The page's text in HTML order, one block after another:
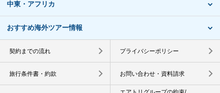
中東・アフリカ
おすすめ海外ツアー情報
契約までの流れ プライバシーポリシー
旅行条件書・約款 お問い合わせ・資料請求